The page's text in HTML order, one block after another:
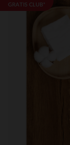
GRATIS CLUB*